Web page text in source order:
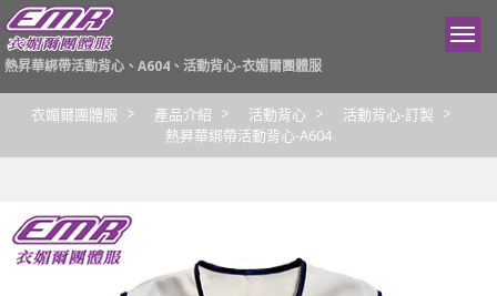
熱昇華綁帶活動背心、A604、活動背心-衣媚爾團體服
衣媚爾團體服 產品介紹 活動背心
活動背心-訂製
熱昇華綁帶活動背心-A604